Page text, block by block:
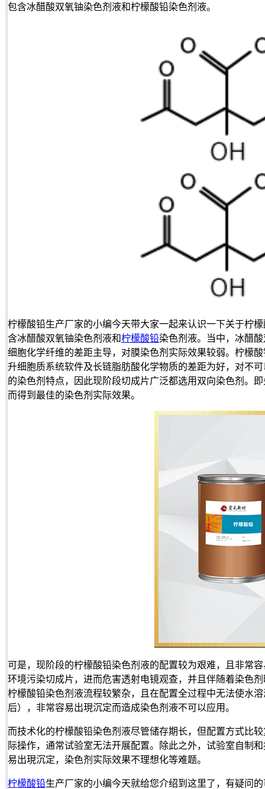
包含冰醋酸双氧铀染色剂液和柠檬酸铅染色剂液。
柠檬酸铅生产厂家的小编今天带大家一起来认识一下关于柠
含冰醋酸双氧铀染色剂液和柠檬酸铅染色剂液。当中，冰醋
细胞化学纤维的差距主导，对膜染色剂实际效果较弱。柠檬
升细胞质系统软件及长链脂肪酸化学物质的差距为好，对不
的染色剂特点，因此现阶段切成片广泛都选用双向染色剂。
而得到最佳的染色剂实际效果。
可是，现阶段的柠檬酸铅染色剂液的配置较为艰难，且非常
环境污染切成片，进而危害透射电镜观查，并且伴随着染色
柠檬酸铅染色剂液流程较繁杂，且在配置全过程中无法使水
后），非常容易出現沉定而造成染色剂液不可以应用。
而技术化的柠檬酸铅染色剂液尽管储存期长，但配置方式比
际操作，通常试验室无法开展配置。除此之外，试验室自制
易出現沉定，染色剂实际效果不理想化等难题。
柠檬酸铅生产厂家的小编今天就给您介绍到这里了，有疑问